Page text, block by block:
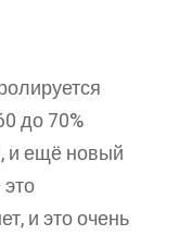
до 70%
и ещё новый
и это очень